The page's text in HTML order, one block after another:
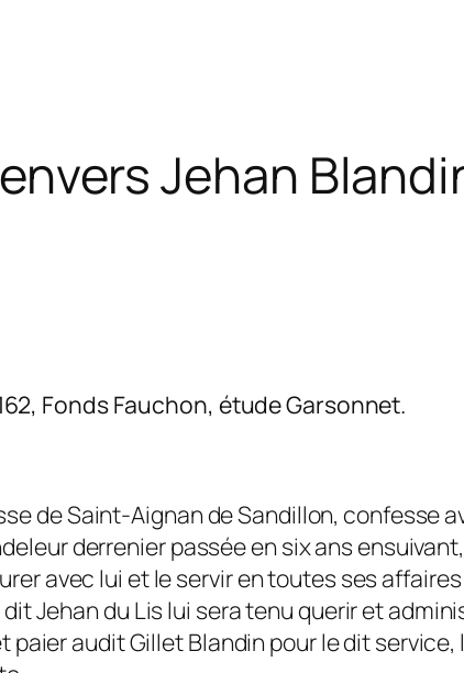
Jehan
Fonds Fauchon, étude Garsonnet.
de Saint-Aignan de Sandillon, confesse
derrenier passée en six ans
avec lui et le servir en toutes ses
Jehan du Lis lui sera tenu querir et
audit Gillet Blandin pour le dit